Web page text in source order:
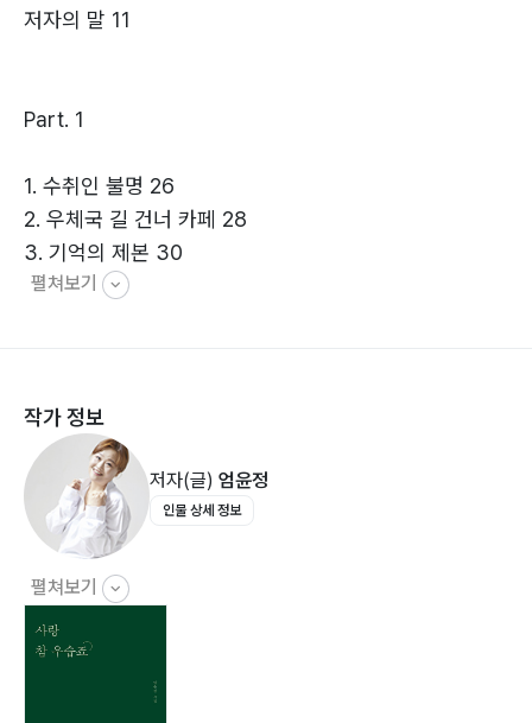
저자의 말 11
Part. 1
1. 수취인 불명 26
2. 우체국 길 건너 카페 28
3. 기억의 제본 30
4. 달을 파먹으면 별이 되나 봐요 32
8. 모두 떠나간 길목에서 39
9. 노출증과 관음증 40
10. 밑밥 42
11. 변론을 시작하겠습니다 44
12. 창틀에 낀 햇살로 카푸치노를 만든다 46
13. 연말 결산 48
15. 당분간 휴업입니다 50
16. 고전 토끼와 거북이 52
펼쳐보기
작가 정보
저자(글) 엄윤정
인물 상세 정보
펼쳐보기